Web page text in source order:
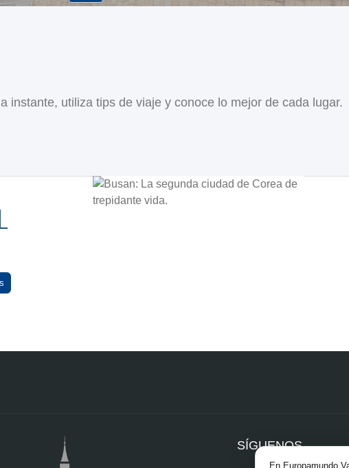
instante, utiliza tips de viaje y conoce lo mejor de cada lugar.
SÍGUENOS
En Europamundo